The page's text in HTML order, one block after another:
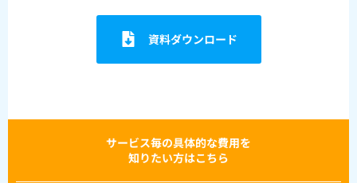
資料ダウンロード
サービス毎の具体的な費用を
知りたい方はこちら